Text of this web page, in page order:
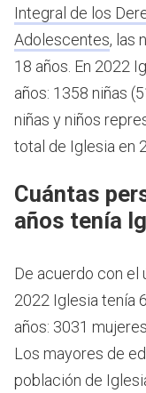
Integral de los
Adolescentes, las
18 años. En 2022
años: 1358 niñas
niñas y niños
total de Iglesia en
Cuántas
años tenía
De acuerdo con el
2022 Iglesia tenía
años: 3031
Los mayores de
población de